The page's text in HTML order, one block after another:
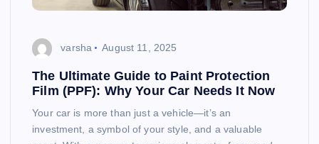
varsha August 11, 2025
The Ultimate Guide to Paint Protection
Film (PPF): Why Your Car Needs It Now
Your car is more than just a vehicle—it’s an
investment, a symbol of your style, and a valuable